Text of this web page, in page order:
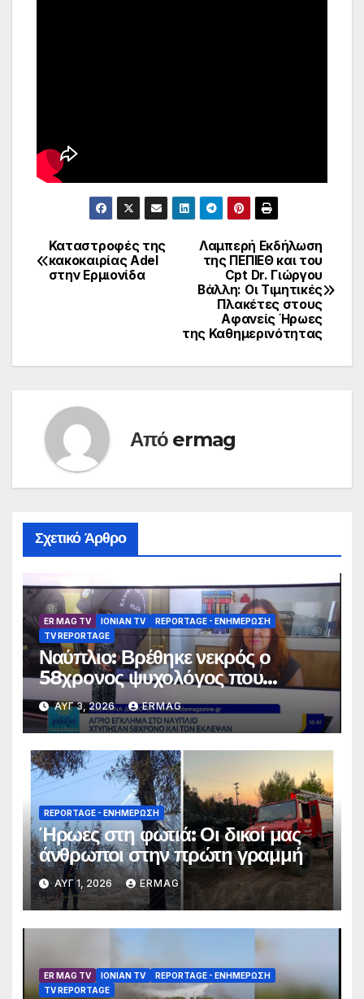
Πλοήγηση
άρθρων
Λαμπερή Εκδήλωση
της ΠΕΠΙΕΘ και του
Cpt Dr. Γιώργου
Βάλλη: Οι Τιμητικές
Πλακέτες στους
Αφανείς Ήρωες
της Καθημερινότητας
Καταστροφές της
κακοκαιρίας Adel
στην Ερμιονίδα
Από ermag
Σχετικό Άρθρο
ER MAG TV IONIAN TV
REPORTAGE - EΝΗΜΈΡΩΣΗ
TV REPORTAGE
Ναύπλιο: Βρέθηκε νεκρός ο
58χρονος ψυχολόγος που
αγνοούνταν για αρκετές ημέρες –
Συνελήφθησαν 2 άτομα
ΑΥΓ 3, 2026 ERMAG
REPORTAGE - EΝΗΜΈΡΩΣΗ
Ήρωες στη φωτιά: Οι δικοί μας
άνθρωποι στην πρώτη γραμμή
ΑΥΓ 1, 2026 ERMAG
ER MAG TV IONIAN TV
REPORTAGE - EΝΗΜΈΡΩΣΗ
TV REPORTAGE